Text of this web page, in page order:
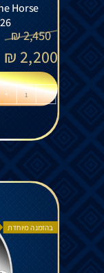
Horse
2,450
₪
2,200
₪
-
+
בהזמנה מיוחדת